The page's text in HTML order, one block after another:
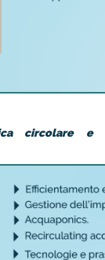
circolare e